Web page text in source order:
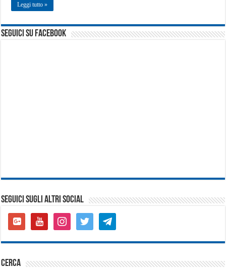
Leggi tutto »
seguici su facebook
SEGUICI SUGLI ALTRI SOCIAL
google-
plus-
youtube instagramtwitter telegram
cerca